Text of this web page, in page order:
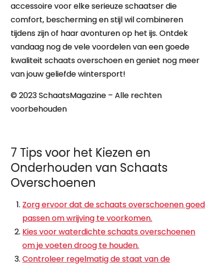
accessoire voor elke serieuze schaatser die
comfort, bescherming en stijl wil combineren
tijdens zijn of haar avonturen op het ijs. Ontdek
vandaag nog de vele voordelen van een goede
kwaliteit schaats overschoen en geniet nog meer
van jouw geliefde wintersport!
© 2023 SchaatsMagazine – Alle rechten
voorbehouden
7 Tips voor het Kiezen en
Onderhouden van Schaats
Overschoenen
Zorg ervoor dat de schaats overschoenen goed
passen om wrijving te voorkomen.
Kies voor waterdichte schaats overschoenen
om je voeten droog te houden.
Controleer regelmatig de staat van de